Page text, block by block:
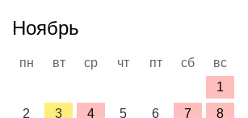
Ноябрь
пн вт ср чт пт сб
вс
1
2
3 4 5 6 7 8